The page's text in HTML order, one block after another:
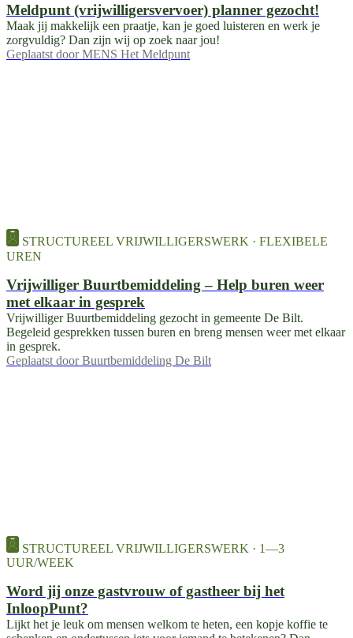
Meldpunt (vrijwilligersvervoer) planner gezocht!
Maak jij makkelijk een praatje, kan je goed luisteren en werk je
zorgvuldig? Dan zijn wij op zoek naar jou!
Geplaatst door MENS Het Meldpunt
STRUCTUREEL VRIJWILLIGERSWERK · FLEXIBELE
UREN
Vrijwilliger Buurtbemiddeling – Help buren weer
met elkaar in gesprek
Vrijwilliger Buurtbemiddeling gezocht in gemeente De Bilt.
Begeleid gesprekken tussen buren en breng mensen weer met elkaar
in gesprek.
Geplaatst door Buurtbemiddeling De Bilt
STRUCTUREEL VRIJWILLIGERSWERK · 1—3
UUR/WEEK
Word jij onze gastvrouw of gastheer bij het
InloopPunt?
Lijkt het je leuk om mensen welkom te heten, een kopje koffie te